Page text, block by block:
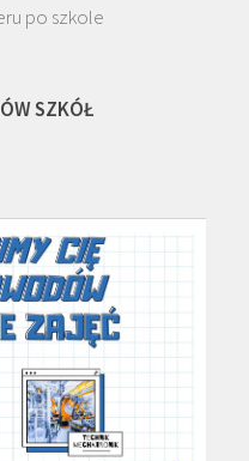
po szkole
SZKÓŁ